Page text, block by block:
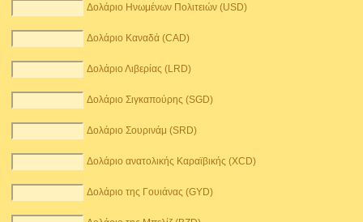
Δολάριο Ηνωμένων Πολιτειών (USD)
Δολάριο Καναδά (CAD)
Δολάριο Λιβερίας (LRD)
Δολάριο Σιγκαπούρης (SGD)
Δολάριο Σουρινάμ (SRD)
Δολάριο ανατολικής Καραϊβικής (XCD)
Δολάριο της Γουιάνας (GYD)